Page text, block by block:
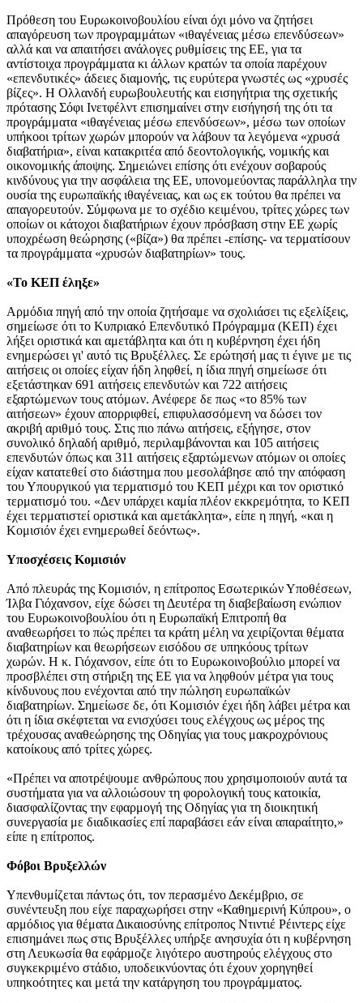
Πρόθεση του Ευρωκοινοβουλίου είναι όχι μόνο να ζητήσει
απαγόρευση των προγραμμάτων «ιθαγένειας μέσω επενδύσεων»
αλλά και να απαιτήσει ανάλογες ρυθμίσεις της ΕΕ, για τα
αντίστοιχα προγράμματα κι άλλων κρατών τα οποία παρέχουν
«επενδυτικές» άδειες διαμονής, τις ευρύτερα γνωστές ως «χρυσές
βίζες». Η Ολλανδή ευρωβουλευτής και εισηγήτρια της σχετικής
πρότασης Σόφι Ινετφέλντ επισημαίνει στην εισήγησή της ότι τα
προγράμματα «ιθαγένειας μέσω επενδύσεων», μέσω των οποίων
υπήκοοι τρίτων χωρών μπορούν να λάβουν τα λεγόμενα «χρυσά
διαβατήρια», είναι κατακριτέα από δεοντολογικής, νομικής και
οικονομικής άποψης. Σημειώνει επίσης ότι ενέχουν σοβαρούς
κινδύνους για την ασφάλεια της ΕΕ, υπονομεύοντας παράλληλα την
ουσία της ευρωπαϊκής ιθαγένειας, και ως εκ τούτου θα πρέπει να
απαγορευτούν. Σύμφωνα με το σχέδιο κειμένου, τρίτες χώρες των
οποίων οι κάτοχοι διαβατήριων έχουν πρόσβαση στην ΕΕ χωρίς
υποχρέωση θεώρησης («βίζα») θα πρέπει -επίσης- να τερματίσουν
τα προγράμματα «χρυσών διαβατηρίων» τους.
«Το ΚΕΠ έληξε»
Αρμόδια πηγή από την οποία ζητήσαμε να σχολιάσει τις εξελίξεις,
σημείωσε ότι το Κυπριακό Επενδυτικό Πρόγραμμα (ΚΕΠ) έχει
λήξει οριστικά και αμετάβλητα και ότι η κυβέρνηση έχει ήδη
ενημερώσει γι' αυτό τις Βρυξέλλες. Σε ερώτησή μας τι έγινε με τις
αιτήσεις οι οποίες είχαν ήδη ληφθεί, η ίδια πηγή σημείωσε ότι
εξετάστηκαν 691 αιτήσεις επενδυτών και 722 αιτήσεις
εξαρτώμενων τους ατόμων. Ανέφερε δε πως «το 85% των
αιτήσεων» έχουν απορριφθεί, επιφυλασσόμενη να δώσει τον
ακριβή αριθμό τους. Στις πιο πάνω αιτήσεις, εξήγησε, στον
συνολικό δηλαδή αριθμό, περιλαμβάνονται και 105 αιτήσεις
επενδυτών όπως και 311 αιτήσεις εξαρτώμενων ατόμων οι οποίες
είχαν κατατεθεί στο διάστημα που μεσολάβησε από την απόφαση
του Υπουργικού για τερματισμό του ΚΕΠ μέχρι και τον οριστικό
τερματισμό του. «Δεν υπάρχει καμία πλέον εκκρεμότητα, το ΚΕΠ
έχει τερματιστεί οριστικά και αμετάκλητα», είπε η πηγή, «και η
Κομισιόν έχει ενημερωθεί δεόντως».
Υποσχέσεις Κομισιόν
Από πλευράς της Κομισιόν, η επίτροπος Εσωτερικών Υποθέσεων,
Ίλβα Γιόχανσον, είχε δώσει τη Δευτέρα τη διαβεβαίωση ενώπιον
του Ευρωκοινοβουλίου ότι η Ευρωπαϊκή Επιτροπή θα
αναθεωρήσει το πώς πρέπει τα κράτη μέλη να χειρίζονται θέματα
διαβατηρίων και θεωρήσεων εισόδου σε υπηκόους τρίτων
χωρών. Η κ. Γιόχανσον, είπε ότι το Ευρωκοινοβούλιο μπορεί να
προσβλέπει στη στήριξη της ΕΕ για να ληφθούν μέτρα για τους
κίνδυνους που ενέχονται από την πώληση ευρωπαϊκών
διαβατηρίων. Σημείωσε δε, ότι Κομισιόν έχει ήδη λάβει μέτρα και
ότι η ίδια σκέφτεται να ενισχύσει τους ελέγχους ως μέρος της
τρέχουσας αναθεώρησης της Οδηγίας για τους μακροχρόνιους
κατοίκους από τρίτες χώρες.
«Πρέπει να αποτρέψουμε ανθρώπους που χρησιμοποιούν αυτά τα
συστήματα για να αλλοιώσουν τη φορολογική τους κατοικία,
διασφαλίζοντας την εφαρμογή της Οδηγίας για τη διοικητική
συνεργασία με διαδικασίες επί παραβάσει εάν είναι απαραίτητο,»
είπε η επίτροπος.
Φόβοι Βρυξελλών
Υπενθυμίζεται πάντως ότι, τον περασμένο Δεκέμβριο, σε
συνέντευξη που είχε παραχωρήσει στην «Καθημερινή Κύπρου», ο
αρμόδιος για θέματα Δικαιοσύνης επίτροπος Ντιντιέ Ρέιντερς είχε
επισημάνει πως στις Βρυξέλλες υπήρξε ανησυχία ότι η κυβέρνηση
στη Λευκωσία θα εφάρμοζε λιγότερο αυστηρούς ελέγχους στο
συγκεκριμένο στάδιο, υποδεικνύοντας ότι έχουν χορηγηθεί
υπηκοότητες και μετά την κατάργηση του προγράμματος.